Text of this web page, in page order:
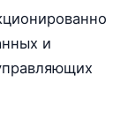
и